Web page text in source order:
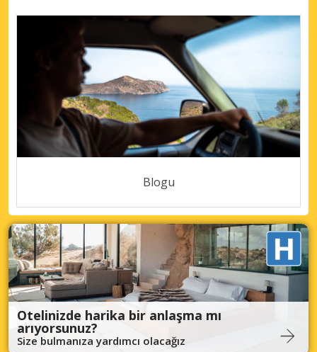
Blogu
Otelinizde harika bir anlaşma mı
arıyorsunuz?
Size bulmanıza yardımcı olacağız